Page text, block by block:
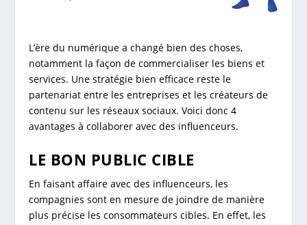
L’ère du numérique a changé bien des choses,
notamment la façon de commercialiser les biens et
services. Une stratégie bien efficace reste le
partenariat entre les entreprises et les créateurs de
contenu sur les réseaux sociaux. Voici donc 4
avantages à collaborer avec des influenceurs.
LE BON PUBLIC CIBLE
En faisant affaire avec des influenceurs, les
compagnies sont en mesure de joindre de manière
plus précise les consommateurs cibles. En effet, les